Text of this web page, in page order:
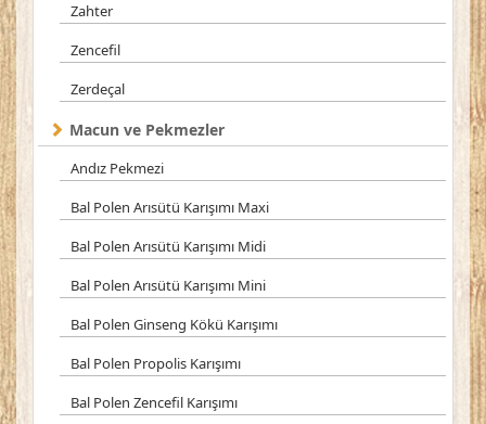
Zahter
Zencefil
Zerdeçal
Macun ve Pekmezler
Andız Pekmezi
Bal Polen Arısütü Karışımı Maxi
Bal Polen Arısütü Karışımı Midi
Bal Polen Arısütü Karışımı Mini
Bal Polen Ginseng Kökü Karışımı
Bal Polen Propolis Karışımı
Bal Polen Zencefil Karışımı